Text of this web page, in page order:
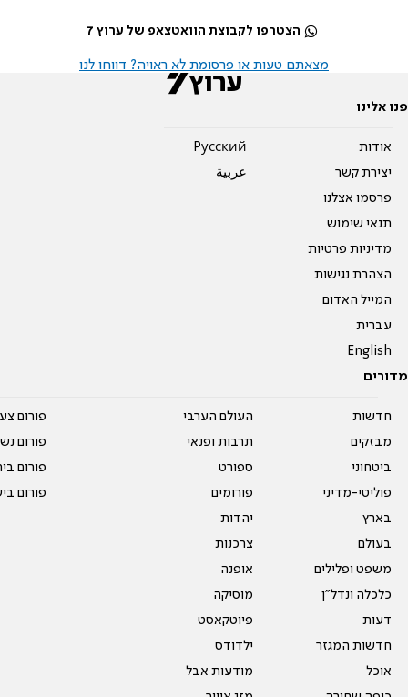
הצטרפו לקבוצת הוואטצאפ של ערוץ 7
מצאתם טעות או פרסומת לא ראויה? דווחו לנו
פנו אלינו
אודות
יצירת קשר
פרסמו אצלנו
תנאי שימוש
מדיניות פרטיות
הצהרת נגישות
המייל האדום
עברית
English
Pусский
عربية
מדורים
חדשות
מבזקים
ביטחוני
פוליטי-מדיני
בארץ
בעולם
משפט ופלילים
כלכלה ונדל"ן
דעות
חדשות המגזר
אוכל
העולם הערבי
תרבות ופנאי
ספורט
פורומים
יהדות
צרכנות
אופנה
מוסיקה
פיוטקאסט
ילדודס
מודעות אבל
פורום
פורום
פורום
פורום